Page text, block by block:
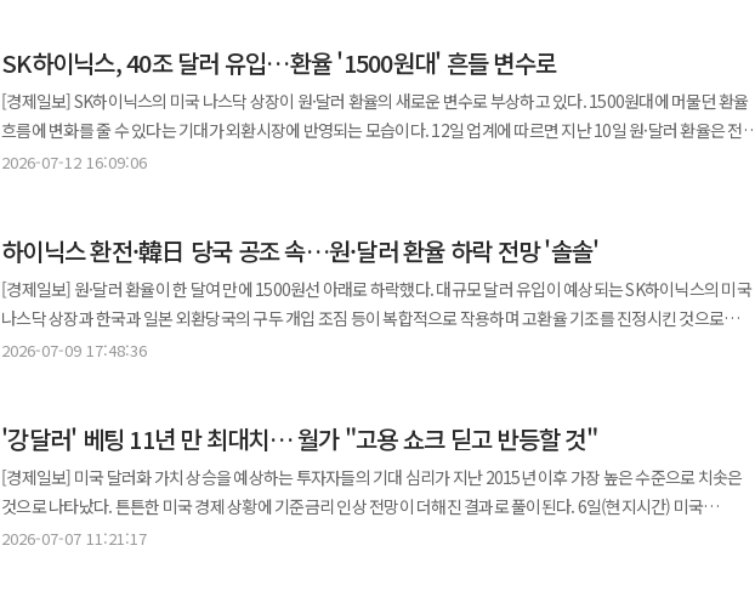
코스닥 시장에도 매수 사이드카가 발동됐다. 이는 코스닥150 선물가격이 6% 이상 오르고 현물지수가 3% 이상 상승한
상태가 1분 넘게 이어질 때 내려지는 조치다. 발동 당시 코스닥150 선물가격과 현물지수는 각각 6.11%와 5.86%
폭등한 상태였다. 코스닥 시가총액 상위 10개 종목 변동 현황은 △원익IPS(12.27%) △에코프로(9.23%) △
(ADR)가 27.29% 폭등한 가운데 주요 반도체 기업 주가가 올랐다. 이날 강세를 보인 종목은 △엔비디아 △마이크론 △
샌디스크 △인텔 △AMD 등이다. 아울러 미국 6월 소비자물가지수(CPI)가 시장 전망치(3.8%)를 밑돈 3.5%로 발표된
점이 호재로 작용했다. 인플레이션 우려가 줄어들면서 미국 연방준비제도(Fed) 기준금리 인하 기대감이 시장에 번진
것으로 풀이된다. 코스닥 지수 역시 전 거래일보다 21.73포인트(2.77%) 상승한 805.71로 거래를 시작했다. 코스닥
당시 코스닥150 선물가격과 현물지수는 각각 6.11%와 5.86% 폭등한 상태였다. 이날 오전 9시 20분 기준 코스닥
지수는 33.18포인트(4.23%) 상승한 817.16으로 집계됐다. 원·달러 환율은 하락 출발했다. 이날 서울 외환시장에서 원·
달러 환율은 전 거래일보다 6원 내린 1487원에 주간 거래를 시작했다.
순매도하며 대거 물량을 내놓았다. 또한 국내 증시 대장주인 삼성전자와 SK하이닉스의 상승세가 두드러졌다.
삼성전자는 전 거래일보다 3.34% 오른 26만3000원에 거래를 종료했다. SK하이닉스는 3.69% 상승한 191만3000원을
기록했다. 증권가에서 반도체 대형주에 대한 과매도 분석이 나오면서 투자 심리가 살아난 것으로 보인다. 코스피
시가총액 상위 10개 종목은 상승과 하락 종목이 엇갈렸다. 이날 '삼전닉스'를 포함한 SK스퀘어(2.5%)와 삼성전자우
(3%)는 상승 종료했다. 반면 △삼성전기(-2.25%) △현대차(-4.39%) △LG에너지솔루션(-1.98%) △KB금융
대통령이 대이란 해상 봉쇄 재개와 함께 호르무즈 해협 통행 선박에 대한 통행료 부과 방침을 발표하며 중동 긴장이
최고조에 달했다. 이 여파로 원유 공급 감소 우려가 커지며 국제 유가가 10% 가까이 급등했다. 같은 날 크리스토퍼 월러
연방준비제도(Fed) 이사의 단기 기준금리 인상 가능성을 시사하는 매파적 발언까지 겹치며 투자자들의 위험 회피
심리를 급격히 자극해 뉴욕 증시가 일제히 하락했다. 코스닥 지수는 하락세를 피하지 못했다. 코스닥은 전장 대비
10개 종목의 변동 현황은 △알테오젠(-11.69%) △에코프로비엠(-6.01%) △에코프로(-5.38%) △주성엔지니어링
(5.53%) △레인보우로보틱스(-3.49%) △원익IPS(1.84%) △코오롱티슈진(-4.83%) △피에스케이(10.24%) △
리노공업(1.11%) △이오테크닉스(-0.70%)로 집계됐다. 원화 가치는 소폭 올랐다. 이날 오후 3시 30분 서울
SK하이닉스, 40조 달러 유입…환율 '1500원대' 흔들 변수로
[경제일보] SK하이닉스의 미국 나스닥 상장이 원·달러 환율의 새로운 변수로 부상하고 있다. 1500원대에 머물던 환율
흐름에 변화를 줄 수 있다는 기대가 외환시장에 반영되는 모습이다. 12일 업계에 따르면 지난 10일 원·달러 환율은 전
거래일 대비 1.7원 내린 1501.4원에 거래를 마쳤다. 이달 초 1560원에 근접했던 환율이 다소 진정됐지만 여전히
자금이 국내로 유입돼 원화로 환전될 경우 외환시장에 달러 공급이 늘어날 수 있기 때문이다. SK하이닉스는 지난 10일
미국주식예탁증서(ADR) 발행으로 약 265억7000만달러(약 40조원)를 조달했다. 공모 대금은 관련 절차를 거쳐 오는
14일 회사에 입금될 예정이다. 조달 자금은 용인 반도체 클러스터 1기 팹과 청주 P&T7 어드밴스드 패키징 팹 건설,
극자외선(EUV) 노광장비 도입 등 첨단 생산시설 투자에 사용된다. 이 과정에서 달러 자금이 원화로 환전될 경우
외환시장 내 달러 공급 확대 효과가 발생할 수 있다. 일부에서는 이번 자금 유입 규모가 외환시장에 미치는 영향 측면에서
규모의 통화스와프를 체결하고 총 199억달러를 시장에 공급한 바 있다. 다만 성격은 다르다. 통화스와프는 정책적
신호만으로도 시장 불안을 완화하는 효과가 있는 반면 이번 자금은 민간 투자 목적 자금으로 실제 환전 규모와 시점에
따라 시장 영향이 달라질 수 있다. 외환시장에서는 SK하이닉스의 환전 수요가 1~2개월에 걸쳐 분산될 것으로 보고 있다.
환전 물량이 집중될 경우 원·달러 환율에 하방 압력을 가할 수 있다는 전망이다. 실제 ADR 상장을 앞두고 선물환 매도
물량이 유입되면서 장중 1560원 안팎까지 상승했던 환율이 한때 1400원대로 내려오기도 했다. 박상현 iM증권
2026-07-12 16:09:06
하이닉스 환전·韓日 당국 공조 속…원·달러 환율 하락 전망 '솔솔'
[경제일보] 원·달러 환율이 한 달여 만에 1500원선 아래로 하락했다. 대규모 달러 유입이 예상되는 SK하이닉스의 미국
나스닥 상장과 한국과 일본 외환당국의 구두 개입 조짐 등이 복합적으로 작용하며 고환율 기조를 진정시킨 것으로
풀이된다. 8일 서울 외환시장에서 원·달러 환율은 전장 종가 대비 29.7원 하락한 1498.5원에 주간 거래를 마감했다. 원·
1998년 상반기 이후 최고치를 기록할 만큼 외환시장은 극도의 긴장 상태를 유지해왔다. 주요 환율 상승 요인은 △중동
지역 지정학적 리스크 △미국 연방준비제도 기준금리 인상 우려 △기록적인 엔화 약세 등이다. 그러나 이달 들어 환율은
서서히 하방 압력을 받기 시작했다. 최근 환율 하락 장세를 이끈 핵심 배경으로 SK하이닉스의 대규모 외화 조달이
지목된다. SK하이닉스는 10일 미국 나스닥 시장에 보통주 1주당 10주로 교환되는 미국주식예탁증서(ADR) 상장을
통해 최대 45조4500억원 규모의 자금을 조달할 계획인 것으로 파악된다. 시장에서는 외화 대금이 국내로 들어오는
2026-07-09 17:48:36
'강달러' 베팅 11년 만 최대치… 월가 "고용 쇼크 딛고 반등할 것"
[경제일보] 미국 달러화 가치 상승을 예상하는 투자자들의 기대 심리가 지난 2015년 이후 가장 높은 수준으로 치솟은
것으로 나타났다. 튼튼한 미국 경제 상황에 기준금리 인상 전망이 더해진 결과로 풀이된다. 6일(현지시간) 미국
상품선물거래위원회(CFTC)에 따르면 달러 강세에 돈을 건 트레이더들의 베팅 규모는 지난달 30일 기준 약 400억
2026-07-07 11:21:17